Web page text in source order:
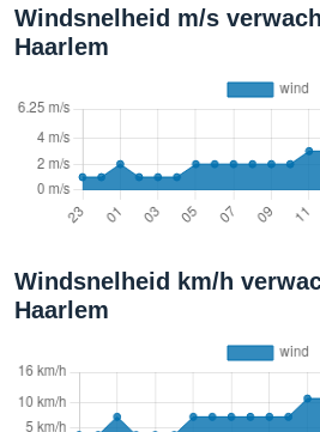
Windsnelheid m/s
Haarlem
Windsnelheid km/h
Haarlem